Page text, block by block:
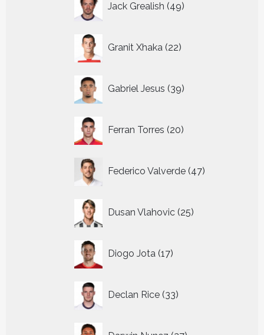
Jack Grealish 49
producten
Granit Xhaka 22
producten
Gabriel Jesus 39
producten
Ferran Torres 20
producten
Federico Valverde 47
producten
Dusan Vlahovic 25
producten
Diogo Jota 17
producten
Declan Rice 33
producten